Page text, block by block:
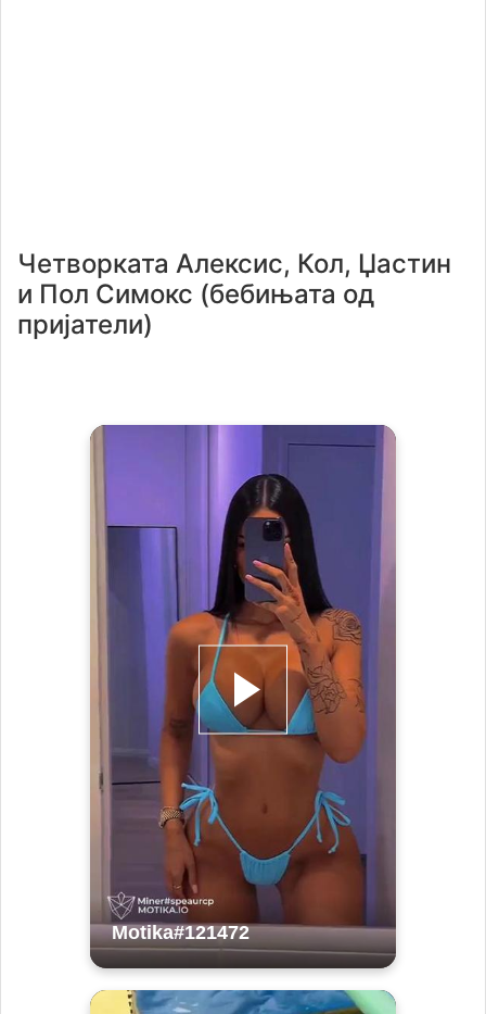
Четворката Алексис, Кол, Џастин
и Пол Симокс (бебињата од
пријатели)